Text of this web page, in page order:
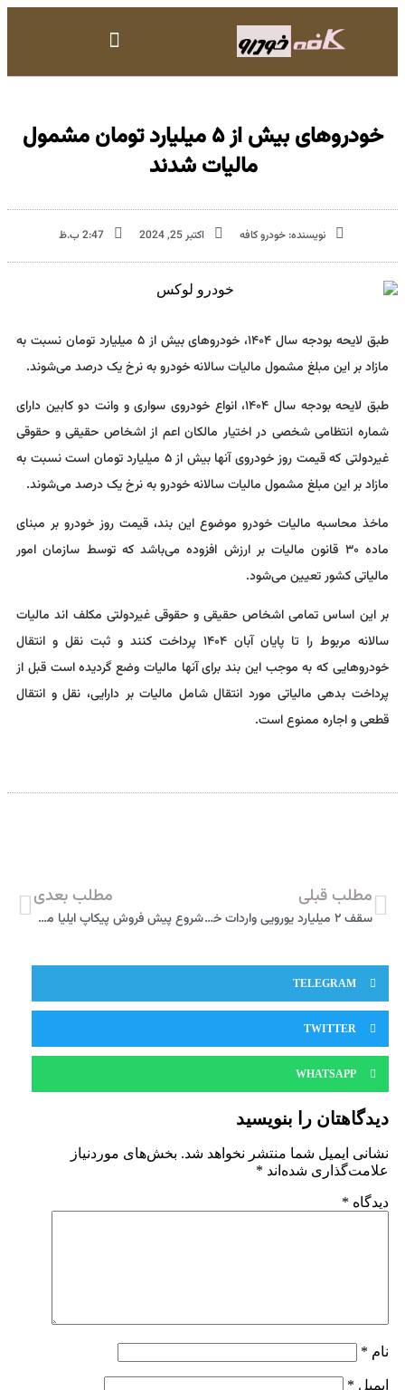
خودروهای بیش از ۵ میلیارد تومان مشمول
مالیات شدند
نویسنده: خودرو کافه اکتبر 25, 2024 2:47 ب.ظ
طبق لایحه بودجه سال ۱۴۰۴، خودروهای بیش از ۵ میلیارد تومان نسبت به
مازاد بر این مبلغ مشمول مالیات سالانه خودرو به نرخ یک درصد می‌شوند.
طبق لایحه بودجه سال ۱۴۰۴، انواع خودروی سواری و وانت دو کابین دارای
شماره انتظامی شخصی در اختیار مالکان اعم از اشخاص حقیقی و حقوقی
غیردولتی که قیمت روز خودروی آنها بیش از ۵ میلیارد تومان است نسبت به
مازاد بر این مبلغ مشمول مالیات سالانه خودرو به نرخ یک درصد می‌شوند.
ماخذ محاسبه مالیات خودرو موضوع این بند، قیمت روز خودرو بر مبنای
ماده ۳۰ قانون مالیات بر ارزش افزوده می‌باشد که توسط سازمان امور
مالیاتی کشور تعیین می‌شود.
بر این اساس تمامی اشخاص حقیقی و حقوقی غیردولتی مکلف اند مالیات
سالانه مربوط را تا پایان آبان ۱۴۰۴ پرداخت کنند و ثبت نقل و انتقال
خودروهایی که به موجب این بند برای آنها مالیات وضع گردیده است قبل از
پرداخت بدهی مالیاتی مورد انتقال شامل مالیات بر دارایی، نقل و انتقال
قطعی و اجاره ممنوع است.
مطلب قبلی
سقف ٢ میلیارد یورویی واردات خودرو در بودجه ۱۴۰۴
مطلب بعدی
شروع پیش فروش پیکاپ ایلیا موتور در ۲ تیپ با قیمت قطعی + جدول فروش
TELEGRAM
TWITTER
WHATSAPP
دیدگاهتان را بنویسید
نشانی ایمیل شما منتشر نخواهد شد. بخش‌های موردنیاز
علامت‌گذاری شده‌اند *
دیدگاه *
نام *
ایمیل *